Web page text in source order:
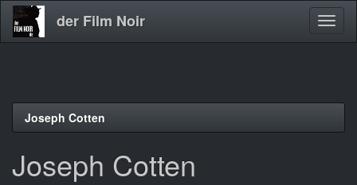
Direkt
der Film Noir
Joseph Cotten
Joseph Cotten